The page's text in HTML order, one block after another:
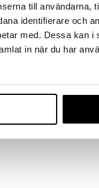
till användarna,
identifierare och
med. Dessa kan i
in när du har
NOW